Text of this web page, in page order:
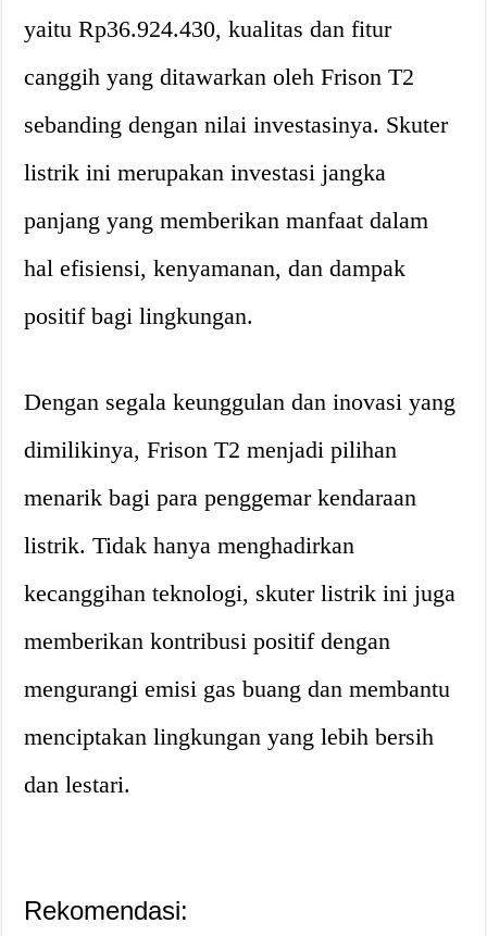
yaitu Rp36.924.430, kualitas dan fitur
canggih yang ditawarkan oleh Frison T2
sebanding dengan nilai investasinya. Skuter
listrik ini merupakan investasi jangka
panjang yang memberikan manfaat dalam
hal efisiensi, kenyamanan, dan dampak
positif bagi lingkungan.
Dengan segala keunggulan dan inovasi yang
dimilikinya, Frison T2 menjadi pilihan
menarik bagi para penggemar kendaraan
listrik. Tidak hanya menghadirkan
kecanggihan teknologi, skuter listrik ini juga
memberikan kontribusi positif dengan
mengurangi emisi gas buang dan membantu
menciptakan lingkungan yang lebih bersih
dan lestari.
Rekomendasi: